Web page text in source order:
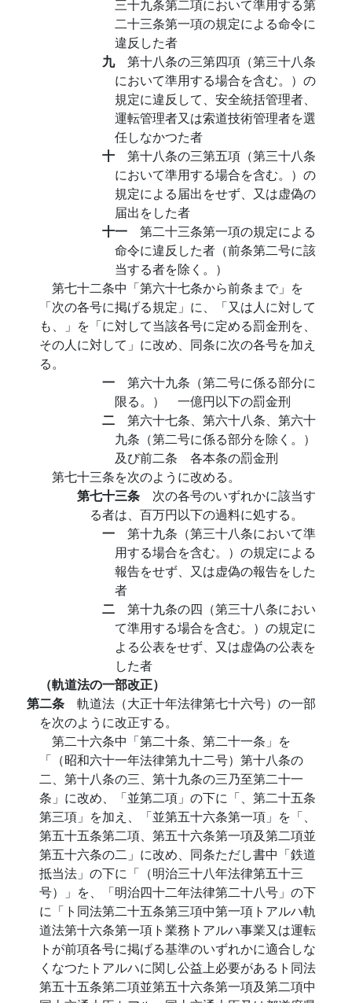
三十九条第二項において準用する第
二十三条第一項の規定による命令に
違反した者
九 第十八条の三第四項（第三十八条
において準用する場合を含む。）の
規定に違反して、安全統括管理者、
運転管理者又は索道技術管理者を選
任しなかつた者
十 第十八条の三第五項（第三十八条
において準用する場合を含む。）の
規定による届出をせず、又は虚偽の
届出をした者
十一 第二十三条第一項の規定による
命令に違反した者（前条第二号に該
当する者を除く。）
第七十二条中「第六十七条から前条まで」を
「次の各号に掲げる規定」に、「又は人に対して
も、」を「に対して当該各号に定める罰金刑を、
その人に対して」に改め、同条に次の各号を加え
る。
一 第六十九条（第二号に係る部分に
限る。） 一億円以下の罰金刑
二 第六十七条、第六十八条、第六十
九条（第二号に係る部分を除く。）
及び前二条 各本条の罰金刑
第七十三条を次のように改める。
第七十三条 次の各号のいずれかに該当す
る者は、百万円以下の過料に処する。
一 第十九条（第三十八条において準
用する場合を含む。）の規定による
報告をせず、又は虚偽の報告をした
者
二 第十九条の四（第三十八条におい
て準用する場合を含む。）の規定に
よる公表をせず、又は虚偽の公表を
した者
（軌道法の一部改正）
第二条 軌道法（大正十年法律第七十六号）の一部
を次のように改正する。
第二十六条中「第二十条、第二十一条」を
「（昭和六十一年法律第九十二号）第十八条の
二、第十八条の三、第十九条の三乃至第二十一
条」に改め、「並第二項」の下に「、第二十五条
第三項」を加え、「並第五十六条第一項」を「、
第五十五条第二項、第五十六条第一項及第二項並
第五十六条の二」に改め、同条ただし書中「鉄道
抵当法」の下に「（明治三十八年法律第五十三
号）」を、「明治四十二年法律第二十八号」の下
に「ト同法第二十五条第三項中第一項トアルハ軌
道法第十六条第一項ト業務トアルハ事業又は運転
トが前項各号に掲げる基準のいずれかに適合しな
くなつたトアルハに関し公益上必要があるト同法
第五十五条第二項並第五十六条第一項及第二項中